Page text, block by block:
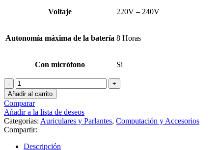
Voltaje 220V – 240V
Autonomía máxima de la batería 8 Horas
Con micrófono Si
Parlante
Bluetooh
10w
D0203n
cantidad
Añadir al carrito
Comparar
Añadir a la lista de deseos
Categorías: Auriculares y Parlantes, Computación y Accesorios
Compartir:
Descripción